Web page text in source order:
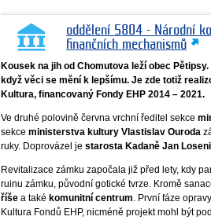
oddělení 5804 - Národní
finančních mechanismů
Kousek na jih od Chomutova leží obec
když věci se mění k lepšímu. Je zde totiž
Kultura, financovaný Fondy EHP 2014 – 2021.
Ve druhé polovině června vrchní ředitel sekce
sekceministerstva kultury Vlastislav Ouroda
ruky. Doprovázel jestarosta Kadaně Jan
Revitalizace zámku započala již před lety, kdy
ruinu zámku, původní gotické tvrze. Kromě
říšea také komunitní centrum. První fáze
Kultura Fondů EHP, nicméně projekt mohl být